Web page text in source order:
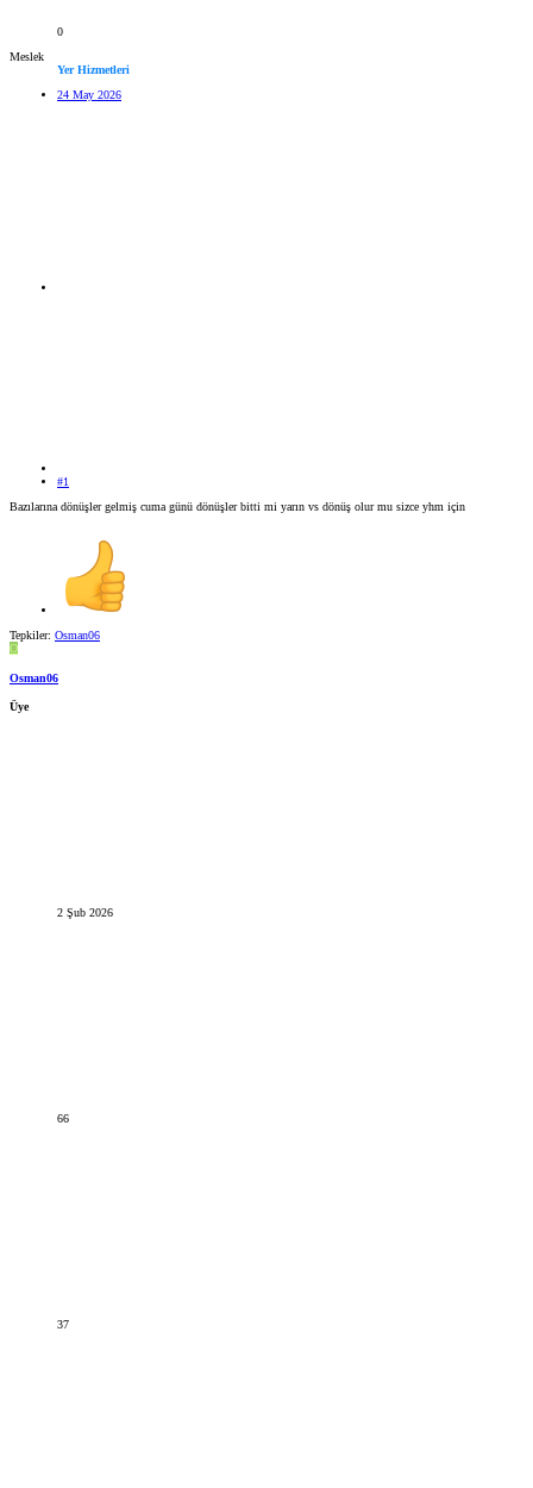
0
Meslek
Yer Hizmetleri
24 May 2026
#1
Bazılarına dönüşler gelmiş cuma günü dönüşler bitti mi yarın vs dönüş olur mu sizce yhm için
Tepkiler: Osman06
O
Osman06
Üye
2 Şub 2026
66
37